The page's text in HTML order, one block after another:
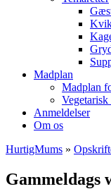
Madplan
Madplan
Vegetarisk
Anmeldelser
Om os
HurtigMums »
Gammeldags